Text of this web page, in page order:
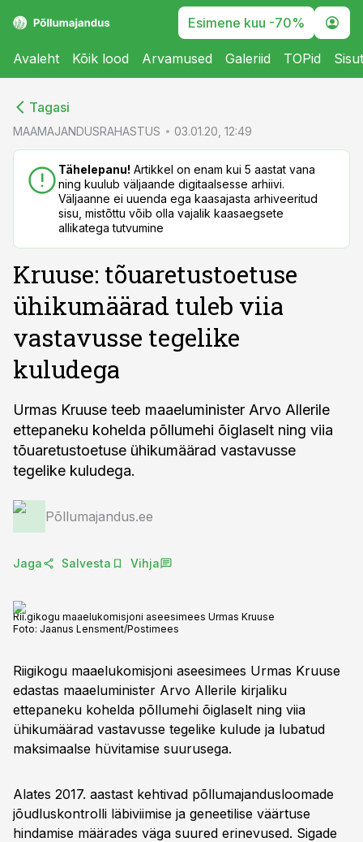
Esimene kuu -70%
Avaleht Kõik lood Arvamused Galeriid TOPid
Tagasi
MAAMAJANDUSRAHASTUS 03.01.20, 12:49
Tähelepanu! Artikkel on enam kui 5 aastat vana
ning kuulub väljaande digitaalsesse arhiivi.
Väljaanne ei uuenda ega kaasajasta arhiveeritud
sisu, mistõttu võib olla vajalik kaasaegsete
allikatega tutvumine
Kruuse: tõuaretustoetuse
ühikumäärad tuleb viia
vastavusse tegelike
kuludega
Urmas Kruuse teeb maaeluminister Arvo Allerile
ettepaneku kohelda põllumehi õiglaselt ning viia
tõuaretustoetuse ühikumäärad vastavusse
tegelike kuludega.
Põllumajandus.ee
Jaga Salvesta Vihja
Rii.gikogu maaelukomisjoni aseesimees Urmas Kruuse
Foto: Jaanus Lensment/Postimees
Riigikogu maaelukomisjoni aseesimees Urmas Kruuse
edastas maaeluminister Arvo Allerile kirjaliku
ettepaneku kohelda põllumehi õiglaselt ning viia
ühikumäärad vastavusse tegelike kulude ja lubatud
maksimaalse hüvitamise suurusega.
Alates 2017. aastast kehtivad põllumajandusloomade
jõudluskontrolli läbiviimise ja geneetilise väärtuse
hindamise määrades väga suured erinevused. Sigade